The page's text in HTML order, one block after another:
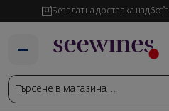
Безплатна доставка над6000